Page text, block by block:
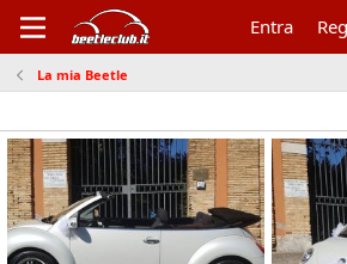
Entra
La mia Beetle